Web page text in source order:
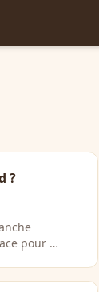
?
pour …